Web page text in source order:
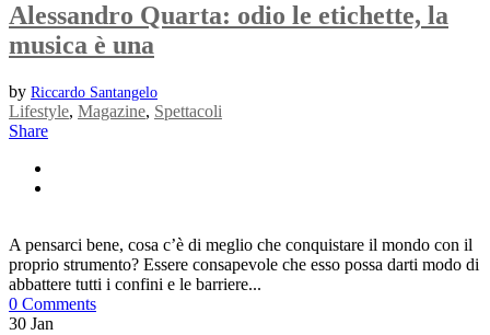
Alessandro Quarta: odio le etichette, la
musica è una
by Riccardo Santangelo
Lifestyle, Magazine, Spettacoli
Share
A pensarci bene, cosa c’è di meglio che conquistare il mondo con il
proprio strumento? Essere consapevole che esso possa darti modo di
abbattere tutti i confini e le barriere...
0 Comments
30 Jan